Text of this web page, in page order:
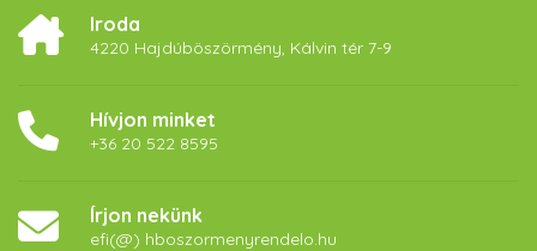
Iroda
4220 Hajdúböszörmény, Kálvin tér 7-9
Hívjon minket
+36 20 522 8595
Írjon nekünk
efi(@) hboszormenyrendelo.hu